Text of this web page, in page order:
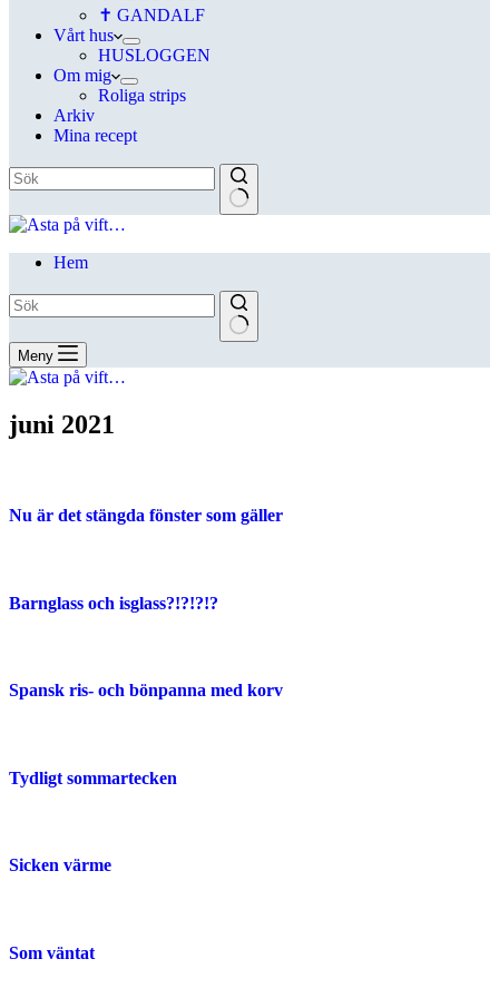
✝ GANDALF
Vårt hus
HUSLOGGEN
Om mig
Roliga strips
Arkiv
Mina recept
Hem
Meny
juni 2021
Nu är det stängda fönster som gäller
Barnglass och isglass?!?!?!?
Spansk ris- och bönpanna med korv
Tydligt sommartecken
Sicken värme
Som väntat